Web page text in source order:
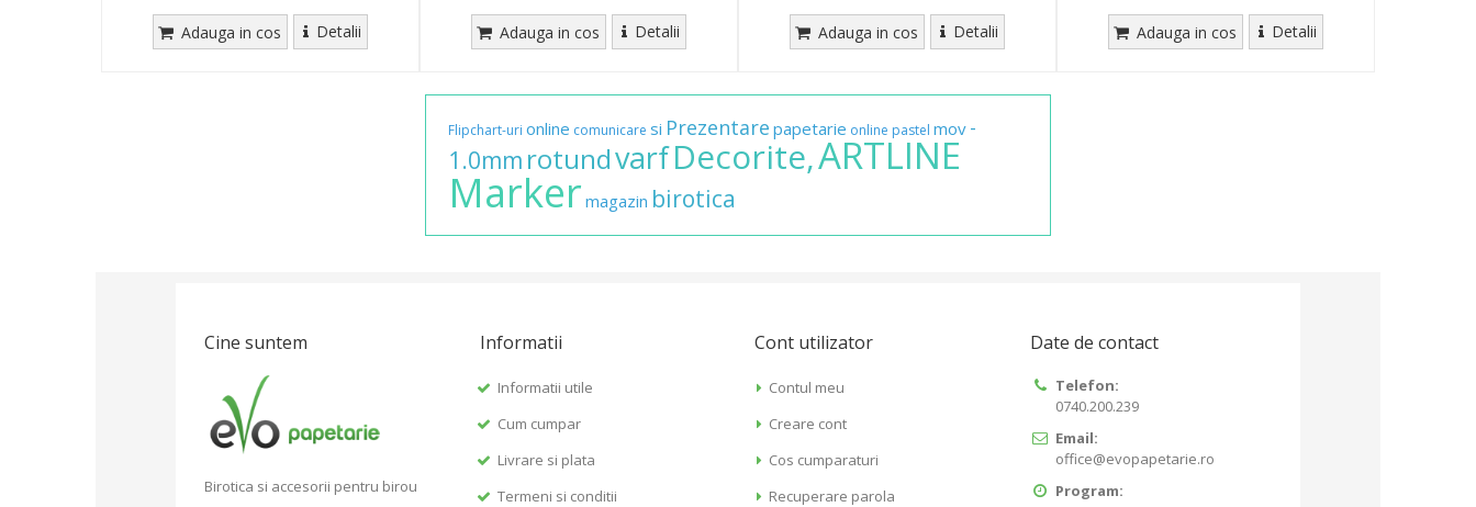
Adauga in cos Detalii Adauga in cos Detalii Adauga in cos Detalii Adauga in cos Detalii
Flipchart-uri online comunicare si Prezentare papetarie online pastel mov -
1.0mm rotundvarfDecorite,ARTLINE
Marker magazin birotica
Cine suntem
Birotica si accesorii pentru birou
Informatii
Informatii utile
Cum cumpar
Livrare si plata
Termeni si conditii
Cont utilizator
Contul meu
Creare cont
Cos cumparaturi
Recuperare parola
Date de contact
Telefon:
0740.200.239
Email:
office@evopapetarie.ro
Program: